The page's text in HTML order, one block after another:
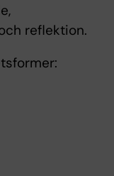
reflektion.